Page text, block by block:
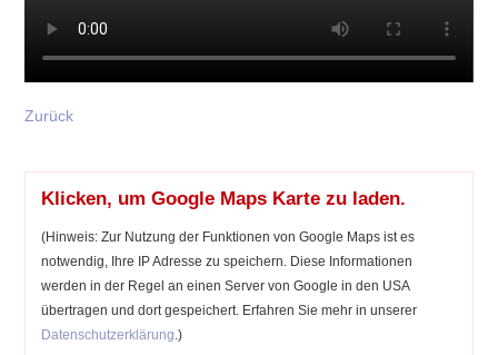
Zurück
Klicken, um Google Maps Karte zu laden.
(Hinweis: Zur Nutzung der Funktionen von Google Maps ist es
notwendig, Ihre IP Adresse zu speichern. Diese Informationen
werden in der Regel an einen Server von Google in den USA
übertragen und dort gespeichert. Erfahren Sie mehr in unserer
Datenschutzerklärung .)